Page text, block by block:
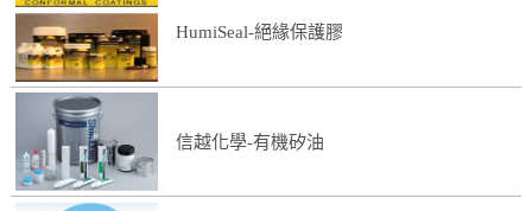
HumiSeal-絕緣保護膠
信越化學-有機矽油